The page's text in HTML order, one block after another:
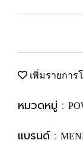
เพิ่มรายการ
หมวดหมู่ :
แบรนด์ :